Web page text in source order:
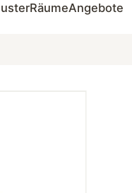
RäumeAngebote